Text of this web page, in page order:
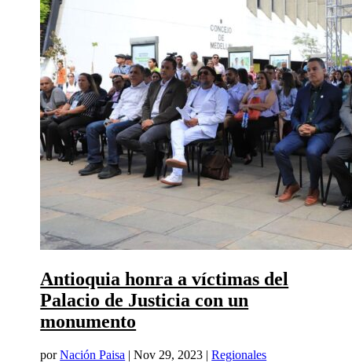
Antioquia honra a víctimas del
Palacio de Justicia con un
monumento
porNación Paisa |Nov 29, 2023 |Regionales